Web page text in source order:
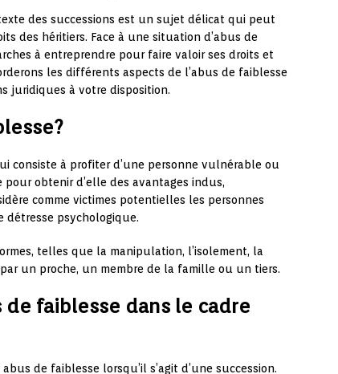
des successions est un sujet délicat qui peut
des héritiers. Face à une situation d’abus de
à entreprendre pour faire valoir ses droits et
les différents aspects de l’abus de faiblesse
juridiques à votre disposition.
consiste à profiter d’une personne vulnérable ou
obtenir d’elle des avantages indus,
comme victimes potentielles les personnes
détresse psychologique.
telles que la manipulation, l’isolement, la
un proche, un membre de la famille ou un tiers.
faiblesse dans le cadre
de faiblesse lorsqu’il s’agit d’une succession.